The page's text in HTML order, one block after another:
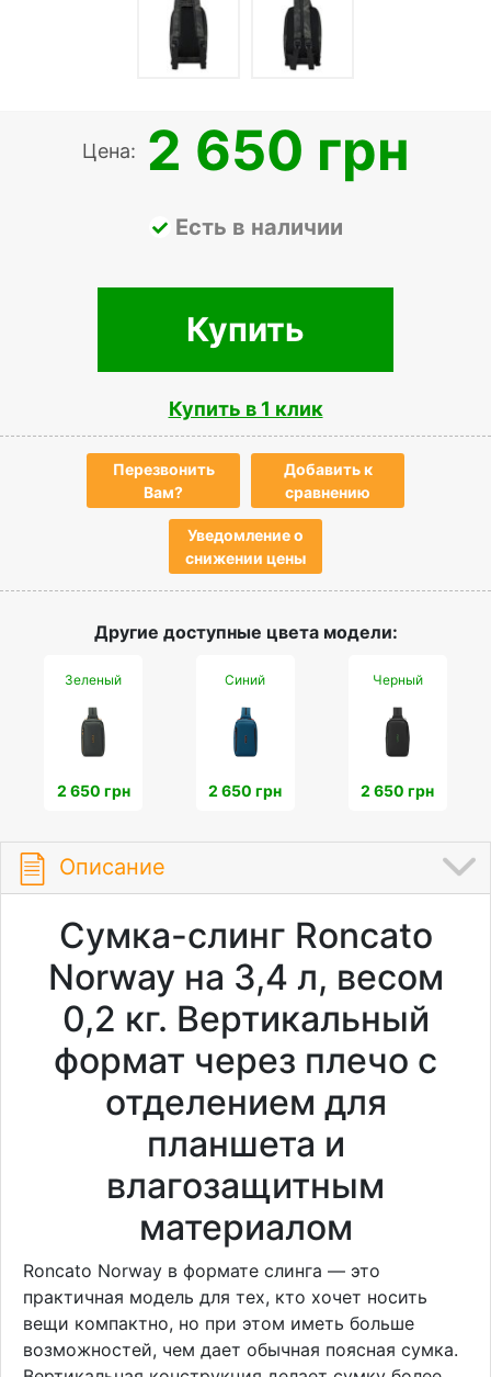
Цена: 2 650 грн
Есть в наличии
Купить
Купить в 1 клик
Перезвонить
Вам?
Добавить к
сравнению
Уведомление о
снижении цены
Другие доступные цвета модели:
Зеленый
2 650 грн
Синий
2 650 грн
Черный
2 650 грн
Описание
Сумка-слинг Roncato
Norway на 3,4 л, весом
0,2 кг. Вертикальный
формат через плечо с
отделением для
планшета и
влагозащитным
материалом
Roncato Norway в формате слинга — это
практичная модель для тех, кто хочет носить
вещи компактно, но при этом иметь больше
возможностей, чем дает обычная поясная сумка.